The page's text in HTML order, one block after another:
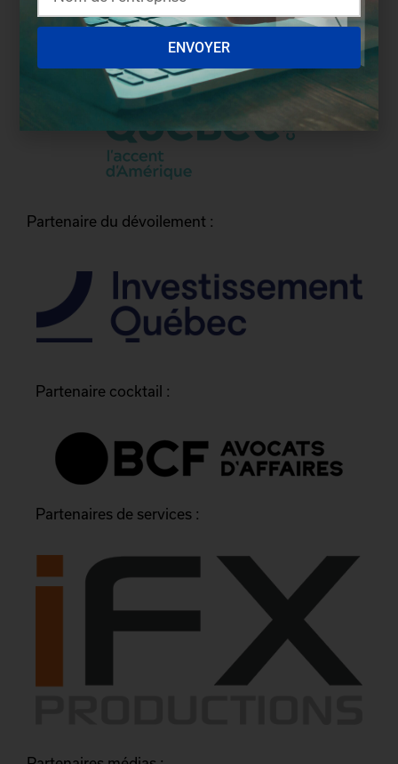
Partenaire du dévoilement :
Partenaire cocktail :
Partenaires de services :
ENVOYER